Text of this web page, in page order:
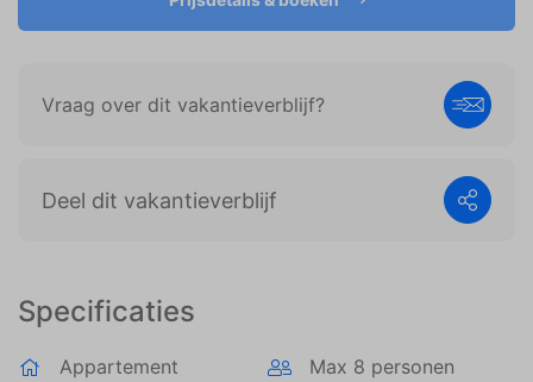
Specificaties
Appartement
Max 8 personen
Vraag over dit vakantieverblijf?
Deel dit vakantieverblijf
weergeven die zijn afgestemd op en relevant zijn
voor de individuele gebruiker. Deze advertenties